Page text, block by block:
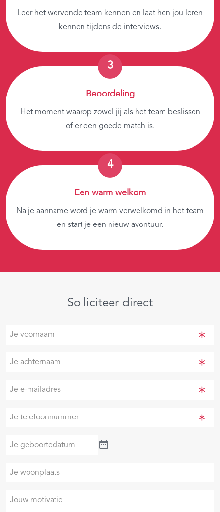
Leer het wervende team kennen en laat hen jou leren
kennen tijdens de interviews.
Beoordeling
Het moment waarop zowel jij als het team beslissen
of er een goede match is.
Een warm welkom
Na je aanname word je warm verwelkomd in het team
en start je een nieuw avontuur.
Solliciteer direct
Je
Je
Je
(Vereist)
Je
Je
geboortedatum
Je
woonplaats
Je